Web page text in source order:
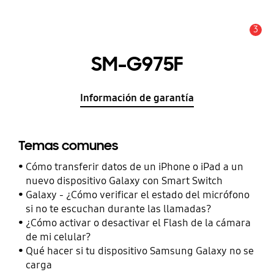
3
SM-G975F
Información de garantía
Temas comunes
Cómo transferir datos de un iPhone o iPad a un
nuevo dispositivo Galaxy con Smart Switch
Galaxy - ¿Cómo verificar el estado del micrófono
si no te escuchan durante las llamadas?
¿Cómo activar o desactivar el Flash de la cámara
de mi celular?
Qué hacer si tu dispositivo Samsung Galaxy no se
carga